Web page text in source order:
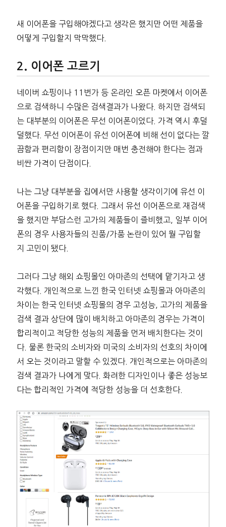
새 이어폰을 구입해야겠다고 생각은 했지만 어떤 제품을
어떻게 구입할지 막막했다.
이어폰 고르기
네이버 쇼핑이나 11번가 등 온라인 오픈 마켓에서 이어폰
으로 검색하니 수많은 검색결과가 나왔다. 하지만 검색되
는 대부분의 이어폰은 무선 이어폰이었다. 가격 역시 후덜
덜했다. 무선 이어폰이 유선 이어폰에 비해 선이 없다는 깔
끔함과 편리함이 장점이지만 매번 충전해야 한다는 점과
비싼 가격이 단점이다.
나는 그냥 대부분을 집에서만 사용할 생각이기에 유선 이
어폰을 구입하기로 했다. 그래서 유선 이어폰으로 재검색
을 했지만 부담스런 고가의 제품들이 즐비했고, 일부 이어
폰의 경우 사용자들의 진품/가품 논란이 있어 뭘 구입할
지 고민이 됐다.
그러다 그냥 해외 쇼핑몰인 아마존의 선택에 맡기자고 생
각했다. 개인적으로 느낀 한국 인터넷 쇼핑몰과 아마존의
차이는 한국 인터넷 쇼핑몰의 경우 고성능, 고가의 제품을
검색 결과 상단에 많이 배치하고 아마존의 경우는 가격이
합리적이고 적당한 성능의 제품을 먼저 배치한다는 것이
다. 물론 한국의 소비자와 미국의 소비자의 선호의 차이에
서 오는 것이라고 말할 수 있겠다. 개인적으로는 아마존의
검색 결과가 나에게 맞다. 화려한 디자인이나 좋은 성능보
다는 합리적인 가격에 적당한 성능을 더 선호한다.